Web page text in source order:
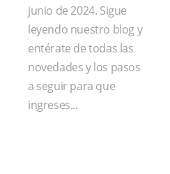
junio de 2024. Sigue
leyendo nuestro blog y
entérate de todas las
novedades y los pasos
a seguir para que
ingreses...